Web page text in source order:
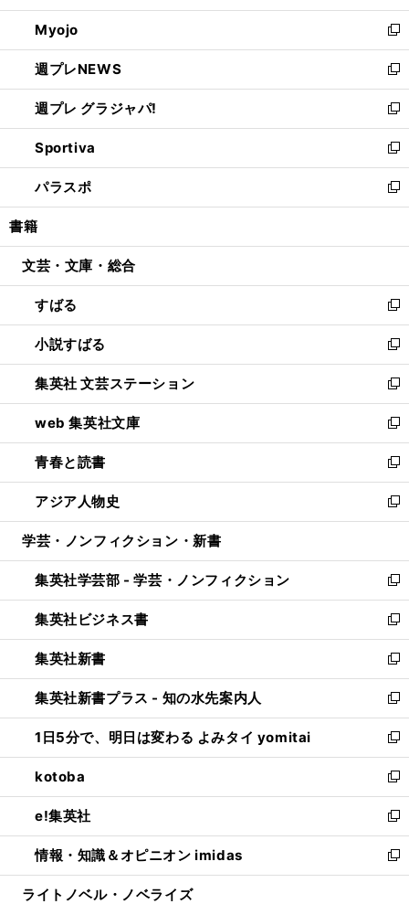
開
く
ウ
で
開
く
ン
ド
ウ
で
開
く
ウ
ィ
ン
ド
ウ
で
開
く
Myojo
新
し
い
ウ
ィ
ン
ド
ウ
で
開
週プレNEWS
新
し
い
ウ
ィ
ン
ド
ウ
開
週プレ グラジャパ!
新
し
い
ウ
ィ
ン
ウ
開
く
Sportiva
新
し
い
ウ
ン
ウ
で
開
く
パラスポ
新
し
ウ
ン
ド
ウ
で
開
く
書籍
文芸・文庫・総合
すばる
新
し
い
ウ
ィ
ン
ド
ウ
で
開
く
小説すばる
新
し
い
ウ
ィ
ン
ド
ウ
で
開
集英社 文芸ステーション
新
し
い
ウ
ィ
ン
ド
ウ
開
く
web 集英社文庫
新
し
い
ウ
ィ
ン
ウ
で
開
く
青春と読書
新
し
い
ウ
ン
ド
ウ
で
開
く
アジア人物史
新
し
ウ
ィ
ン
ド
ウ
で
開
く
学芸・ノンフィクション・新書
集英社学芸部 - 学芸・ノンフィクション
新
し
い
ウ
ィ
ン
ド
ウ
で
開
く
集英社ビジネス書
新
し
い
ウ
ィ
ン
ド
ウ
で
開
く
集英社新書
新
し
い
ウ
ィ
ン
ド
ウ
で
開
く
集英社新書プラス - 知の水先案内人
新
し
い
ウ
ィ
ン
ド
ウ
で
開
1日5分で、明日は変わる よみタイ yomitai
新
し
い
ウ
ィ
ン
ド
ウ
kotoba
新
し
い
ウ
ィ
ン
e!集英社
新
し
い
ウ
情報・知識＆オピニオン imidas
新
し
ライトノベル・ノベライズ